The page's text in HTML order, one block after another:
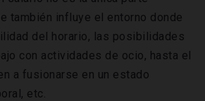
también influye el entorno donde
del horario, las posibilidades
con actividades de ocio, hasta el
a fusionarse en un estado
etc.